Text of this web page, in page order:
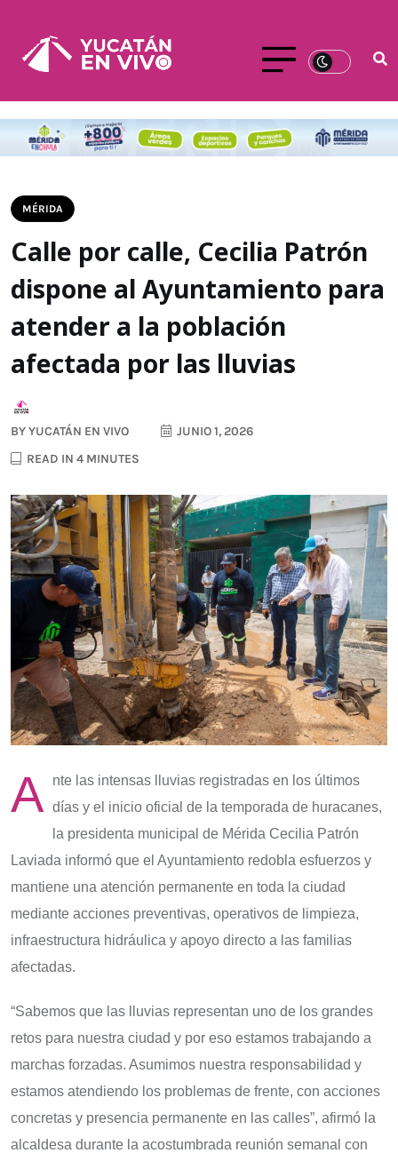
MÉRIDA
Calle por calle, Cecilia Patrón
dispone al Ayuntamiento para
atender a la población
afectada por las lluvias
BYYUCATÁN EN VIVO
JUNIO 1, 2026
READ IN 4 MINUTES
A
nte las intensas lluvias registradas en los últimos
días y el inicio oficial de la temporada de huracanes,
la presidenta municipal de Mérida Cecilia Patrón
Laviada informó que el Ayuntamiento redobla esfuerzos y
mantiene una atención permanente en toda la ciudad
mediante acciones preventivas, operativos de limpieza,
infraestructura hidráulica y apoyo directo a las familias
afectadas.
“Sabemos que las lluvias representan uno de los grandes
retos para nuestra ciudad y por eso estamos trabajando a
marchas forzadas. Asumimos nuestra responsabilidad y
estamos atendiendo los problemas de frente, con acciones
concretas y presencia permanente en las calles”, afirmó la
alcaldesa durante la acostumbrada reunión semanal con